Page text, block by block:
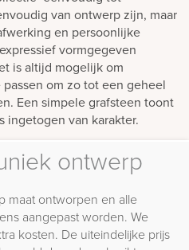
van ontwerp zijn, maar
en persoonlijke
vormgegeven
is altijd mogelijk om
om zo tot een geheel
Een simpele grafsteen toont
ingetogen van karakter.
ontwerp
maat ontworpen en alle
aangepast worden. We
kosten. De uiteindelijke prijs